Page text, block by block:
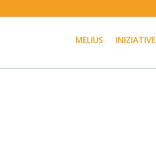
MELIUS INIZIATIVE